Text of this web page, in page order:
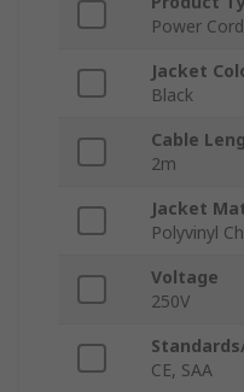
Power Cord
Jacket
Black
Cable
2m
Jacket
Polyvinyl
Voltage
250V
CE, SAA